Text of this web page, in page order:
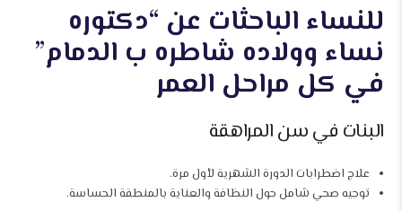
للنساء الباحثات عن “دكتوره
نساء وولاده شاطره ب الدمام”
في كل مراحل العمر
البنات في سن المراهقة
علاج اضطرابات الدورة الشهرية لأول مرة.
توجيه صحي شامل حول النظافة والعناية بالمنطقة الحساسة.